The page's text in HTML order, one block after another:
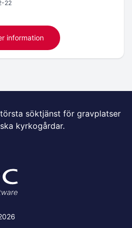
22
information
söktjänst för gravplatser
kyrkogårdar.